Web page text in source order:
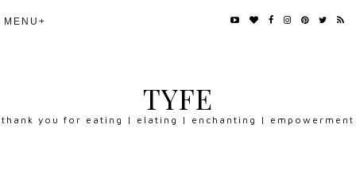
TYFE
thank you for eating | elating | enchanting | empowerment